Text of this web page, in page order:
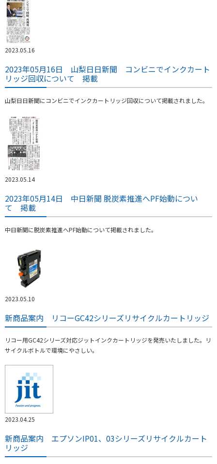
2023.05.16
2023年05月16日 山梨日日新聞 コンビニでインクカート
リッジ回収について 掲載
山梨日日新聞にコンビニでインクカートリッジ回収について掲載されました。
2023.05.14
2023年05月14日 中日新聞 脱炭素推進へPF始動につい
て 掲載
中日新聞に脱炭素推進へPF始動について掲載されました。
2023.05.10
新商品案内 リコーGC42シリーズリサイクルカートリッジ
リコー用GC42シリーズ対応ジットインクカートリッジを発売いたしました。リ
サイクルボトルで環境にやさしい。
2023.04.25
新商品案内 エプソンIP01、03シリーズリサイクルカート
リッジ